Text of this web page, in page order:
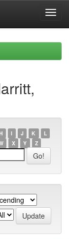
I J K
L
X Y Z